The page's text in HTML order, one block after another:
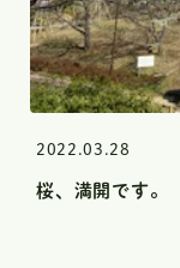
2022.03.28
桜、満開です。